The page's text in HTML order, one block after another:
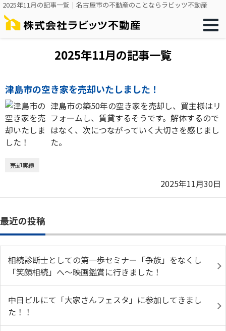
2025年11月の記事一覧｜名古屋市の不動産のことならラビッツ不動産
2025年11月の記事一覧
津島市の空き家を売却いたしました！
津島市の築50年の空き家を売却し、買主様はリ
フォームし、賃貸するそうです。解体するので
はなく、次につながっていく大切さを感じまし
た。
売却実績
2025年11月30日
最近の投稿
相続診断士としての第一歩セミナー「争族」をなくし
「笑顔相続」へ～映画鑑賞に行きました！
中日ビルにて「大家さんフェスタ」に参加してきまし
た！！